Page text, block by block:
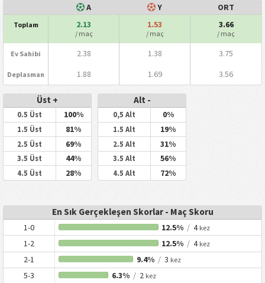
A Y ORT
Toplam 2.13
/ maç
1.53
/ maç
3.66
/ maç
Ev Sahibi 2.38 1.38 3.75
Deplasman 1.88 1.69 3.56
Üst +
0.5 Üst 100%
1.5 Üst 81%
2.5 Üst 69%
3.5 Üst 44%
4.5 Üst 28%
Alt -
0,5 Alt 0%
1.5 Alt 19%
2.5 Alt 31%
3.5 Alt 56%
4.5 Alt 72%
En Sık Gerçekleşen Skorlar - Maç Skoru
1-0 12.5% / 4 kez
1-2 12.5% / 4 kez
2-1 9.4% /3 kez
5-3 6.3% /2 kez